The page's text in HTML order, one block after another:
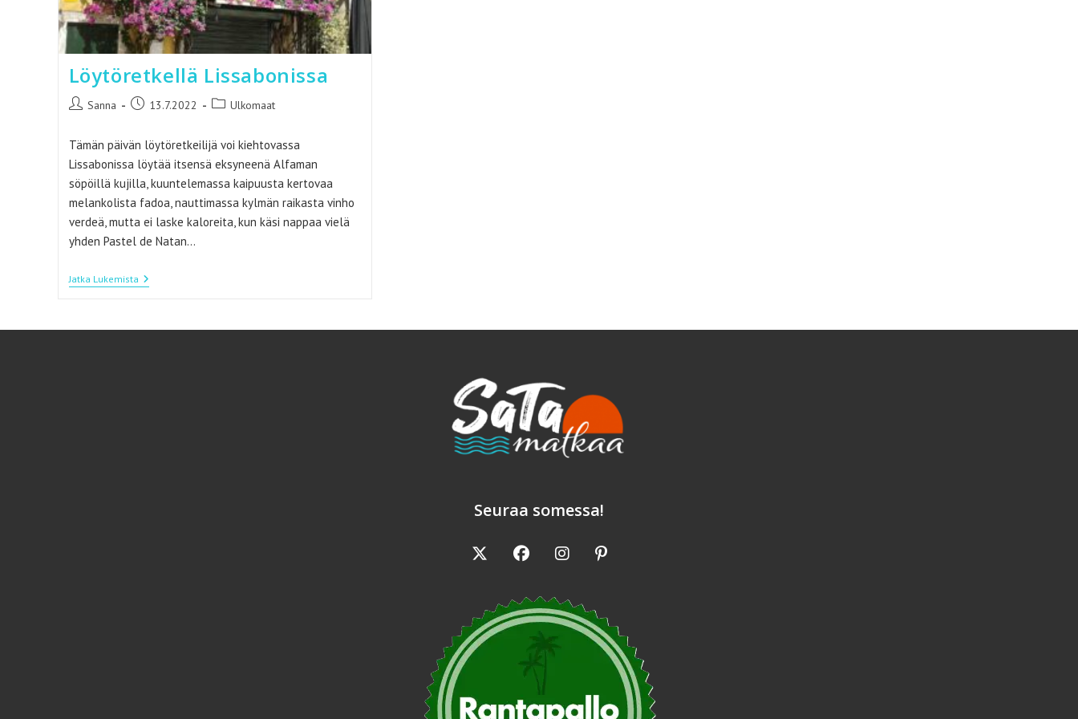
Löytöretkellä Lissabonissa
Artikkelin
Sanna
Artikkeli13.7.2022
Artikkelin
Ulkomaat
Tämän päivän löytöretkeilijä voi kiehtovassa
Lissabonissa löytää itsensä eksyneenä Alfaman
söpöillä kujilla, kuuntelemassa kaipuusta kertovaa
melankolista fadoa, nauttimassa kylmän raikasta vinho
verdeä, mutta ei laske kaloreita, kun käsi nappaa vielä
yhden Pastel de Natan...
Jatka LukemistaLöytöretkellä
Lissabonissa
Seuraa somessa!